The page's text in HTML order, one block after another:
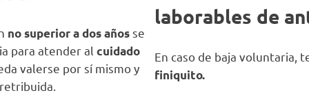
no superior a dos años se
para atender al cuidado
valerse por sí mismo y
laborables de
En caso de baja voluntaria,
finiquito.